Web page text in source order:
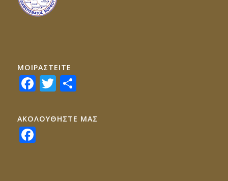
ΜΟΙΡΑΣTEITE
Facebook
Twitter
Share
ΑΚΟΛΟΥΘΗΣΤΕ ΜΑΣ
Facebook